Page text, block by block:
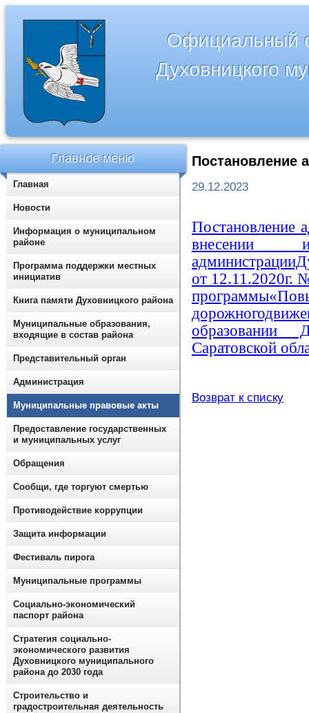
Официальный
Духовницкого
Постановление
29.12.2023
Постановление
внесении
от 12.11.2020г.
образовании
Саратовской
Возврат к списку
Главное меню
Главная
Новости
Информация о муниципальном
районе
Программа поддержки местных
инициатив
Книга памяти Духовницкого района
Муниципальные образования,
входящие в состав района
Представительный орган
Администрация
Муниципальные правовые акты
Предоставление государственных
и муниципальных услуг
Обращения
Сообщи, где торгуют смертью
Противодействие коррупции
Защита информации
Фестиваль пирога
Муниципальные программы
Социально-экономический
паспорт района
Стратегия социально-
экономического развития
Духовницкого муниципального
района до 2030 года
Строительство и
градостроительная деятельность